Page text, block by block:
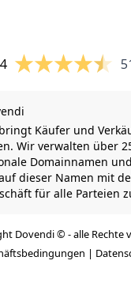
Käufer und
Wir verwalten über
Domainnamen
dieser Namen mit
für alle Parteien
Dovendi © - alle Rechte
|